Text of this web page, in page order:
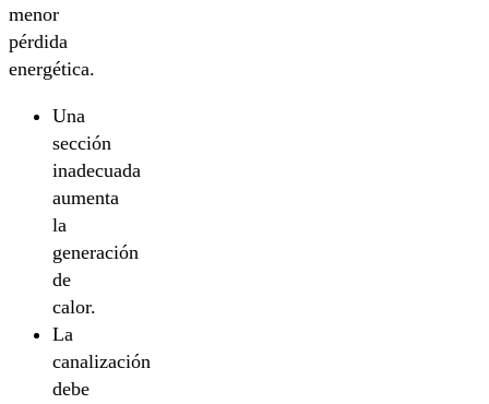
menor
pérdida
energética.
Una
sección
inadecuada
aumenta
la
generación
de
calor.
La
canalización
debe